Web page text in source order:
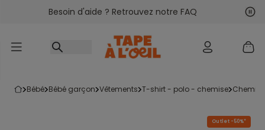
Accéder au contenu
Besoin d'aide ? Retrouvez notre FAQ
bébé bébé garçon vêtements t-shirt - polo - chemise chemise
Outlet -50%*